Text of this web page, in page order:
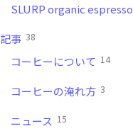
SLURP organic espresso
記事 38
コーヒーについて 14
コーヒーの淹れ方 3
ニュース 15